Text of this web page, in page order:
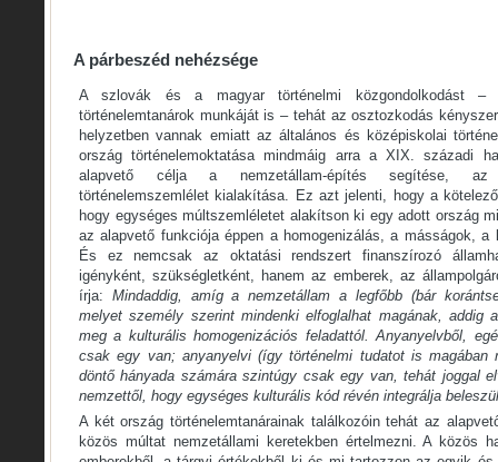
A párbeszéd nehézsége
A szlovák és a magyar történelmi közgondolkodást
történelemtanárok munkáját is – tehát az osztozkodás
helyzetben vannak emiatt az általános és középiskolai
ország történelemoktatása mindmáig arra a XIX. századi
alapvető célja a nemzetállam-építés segítése, az
történelemszemlélet kialakítása. Ez azt jelenti, hogy a
hogy egységes múltszemléletet alakítson ki egy adott ország
az alapvető funkciója éppen a homogenizálás, a másságok, a
És ez nemcsak az oktatási rendszert finanszírozó
igényként, szükségletként, hanem az emberek, az
írja: Mindaddig, amíg a nemzetállam a legfőbb (bár
melyet személy szerint mindenki elfoglalhat magának, addig
meg a kulturális homogenizációs feladattól. Anyanyelvből,
csak egy van; anyanyelvi (így történelmi tudatot is magában
döntő hányada számára szintúgy csak egy van, tehát joggal
nemzettől, hogy egységes kulturális kód révén integrálja
A két ország történelemtanárainak találkozóin tehát az
közös múltat nemzetállami keretekben értelmezni. A közös